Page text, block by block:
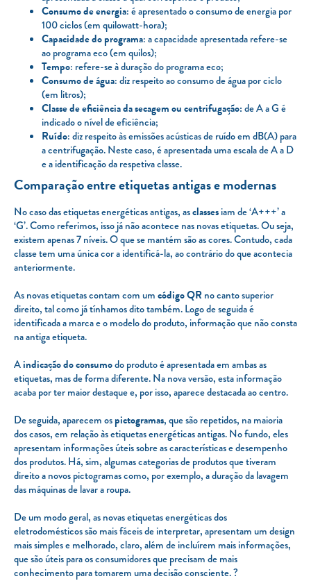
Consumo de energia: é apresentado o consumo de energia por
100 ciclos (em quilowatt-hora);
Capacidade do programa: a capacidade apresentada refere-se
ao programa eco (em quilos);
Tempo: refere-se à duração do programa eco;
Consumo de água: diz respeito ao consumo de água por ciclo
(em litros);
Classe de eficiência da secagem ou centrifugação:de A a G é
indicado o nível de eficiência;
Ruído: diz respeito às emissões acústicas de ruído em dB(A) para
a centrifugação. Neste caso, é apresentada uma escala de A a D
e a identificação da respetiva classe.
Comparação entre etiquetas antigas e modernas
No caso das etiquetas energéticas antigas, asclassesiam de ‘A+++’ a
‘G’. Como referimos, isso já não acontece nas novas etiquetas. Ou seja,
existem apenas 7 níveis. O que se mantém são as cores. Contudo, cada
classe tem uma única cor a identificá-la, ao contrário do que acontecia
anteriormente.
As novas etiquetas contam com umcódigo QRno canto superior
direito, tal como já tínhamos dito também. Logo de seguida é
identificada a marca e o modelo do produto, informação que não consta
na antiga etiqueta.
Aindicação do consumodo produto é apresentada em ambas as
etiquetas, mas de forma diferente. Na nova versão, esta informação
acaba por ter maior destaque e, por isso, aparece destacada ao centro.
De seguida, aparecem ospictogramas, que são repetidos, na maioria
dos casos, em relação às etiquetas energéticas antigas. No fundo, eles
apresentam informações úteis sobre as características e desempenho
dos produtos. Há, sim, algumas categorias de produtos que tiveram
direito a novos pictogramas como, por exemplo, a duração da lavagem
das máquinas de lavar a roupa.
De um modo geral, as novas etiquetas energéticas dos
eletrodomésticos são mais fáceis de interpretar, apresentam um design
mais simples e melhorado, claro, além de incluírem mais informações,
que são úteis para os consumidores que precisam de mais
conhecimento para tomarem uma decisão consciente. ?